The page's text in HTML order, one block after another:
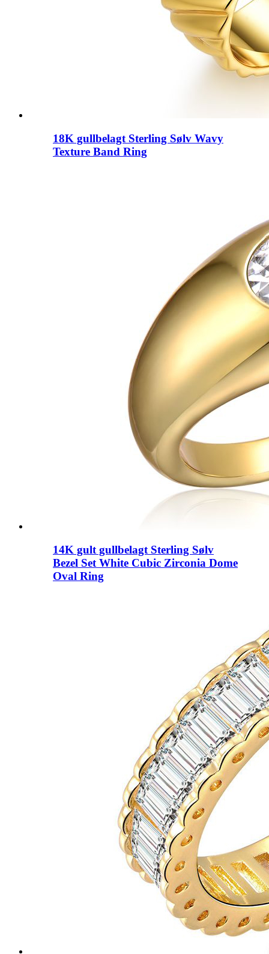
18K gullbelagt Sterling Sølv Wavy
Texture Band Ring
14K gult gullbelagt Sterling Sølv
Bezel Set White Cubic Zirconia Dome
Oval Ring